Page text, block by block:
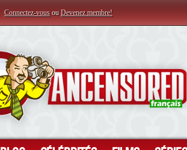
Connectez-vous ou Devenez membre!